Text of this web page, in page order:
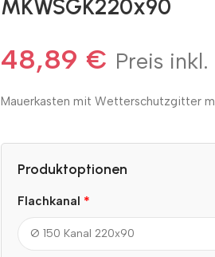
MKWSGK220x90
48,89 € Preis
Mauerkasten mit Wetterschutzgitter
Produktoptionen
Flachkanal *